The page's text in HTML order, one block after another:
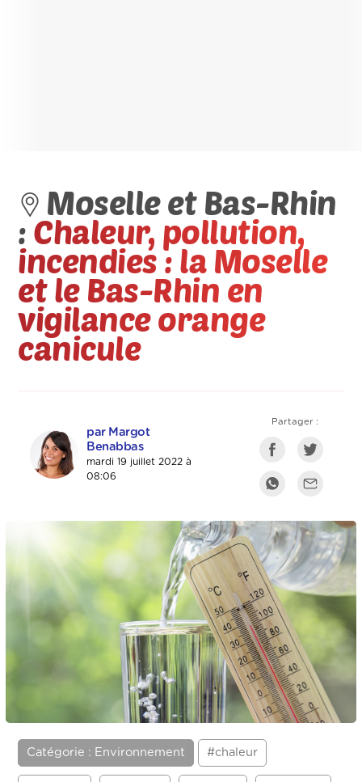
Moselle et Bas-Rhin
: Chaleur, pollution,
incendies : la Moselle
et le Bas-Rhin en
vigilance orange
canicule
par Margot
Benabbas
mardi 19 juillet 2022 à
08:06
Partager :
Catégorie : Environnement #chaleur